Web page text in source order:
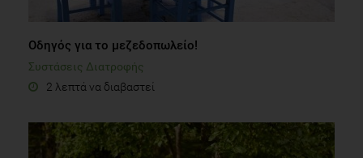
Οδηγός για το μεζεδοπωλείο!
Συστάσεις Διατροφής
2 λεπτά να διαβαστεί